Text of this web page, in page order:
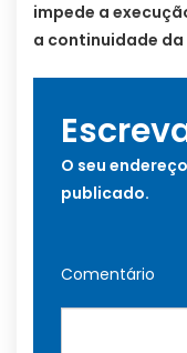
impede a
a continuidade
O seu
publicado.
Comentário